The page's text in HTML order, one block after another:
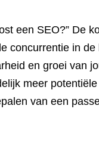
een SEO?” De
concurrentie in
en groei van
meer
van een